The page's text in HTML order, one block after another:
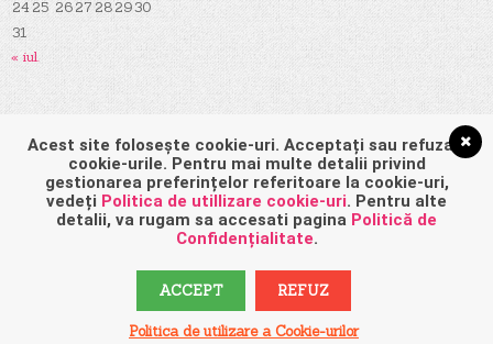
24 25 2627 282930
31
« iul.
Pagini
Politică de confidențialitate
Acest site folosește cookie-uri. Acceptați sau refuzați
cookie-urile. Pentru mai multe detalii privind
gestionarea preferințelor referitoare la cookie-uri,
vedeți Politica de utillizare cookie-uri. Pentru alte
detalii, va rugam sa accesati pagina Politică de
Confidențialitate.
ACCEPT REFUZ
Politica de utilizare a Cookie-urilor